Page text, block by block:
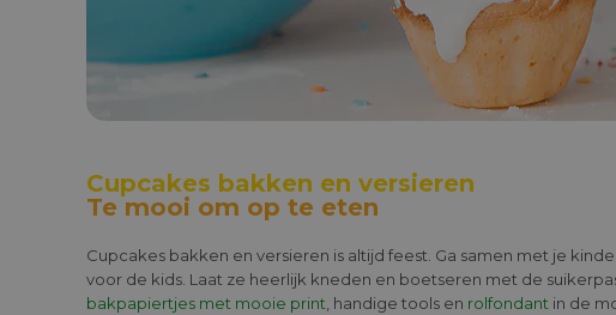
Cupcakes bakken en versieren
Te mooi om op te eten
Cupcakes bakken en versieren is altijd feest. Ga samen met je
voor de kids. Laat ze heerlijk kneden en boetseren met de
bakpapiertjes met mooie print, handige tools en rolfondant in de